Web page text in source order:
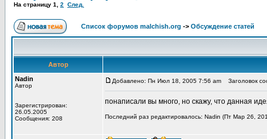
На страницу 1 2 След.
Список форумов malchish.org -> Обсуждение статей
Автор
Nadin
Автор
Зарегистрирован:
26.05.2005
Сообщения: 208
Добавлено: Пн Июл 18, 2005 7:56 am Заголовок
понаписали вы много, но скажу, что данная
Последний раз редактировалось: Nadin (Пт Мар 26,